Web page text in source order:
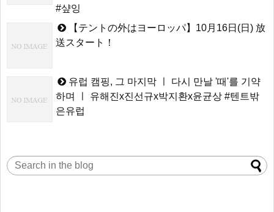
#샾잉
【テントの外はヨーロッパ】10月16日(日) 放
送スタート！
유럽 캠핑, 그 마지막 ㅣ 다시 만날 '때'를 기약
하며 ㅣ 유해진x진선규x박지환x윤균상 #텐트밖
은유럽